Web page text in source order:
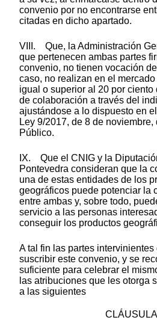
convenio por no encontrarse
citadas en dicho apartado.
VIII. Que, la Administración
que pertenecen ambas partes
convenio, no tienen vocación
caso, no realizan en el
igual o superior al 20 por
de colaboración a través del
ajustándose a lo dispuesto en
Ley 9/2017, de 8 de
Público.
IX. Que el CNIG y la
Pontevedra consideran que la
una de estas entidades de los
geográficos puede potenciar la
entre ambas y, sobre todo,
servicio a las personas
conseguir los productos
A tal fin las partes
suscribir este convenio, y se
suficiente para celebrar el
las atribuciones que les otorga
a las siguientes